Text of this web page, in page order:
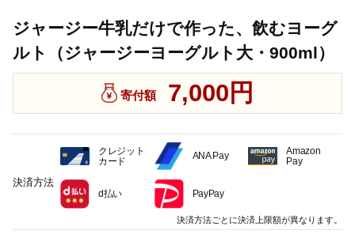
ジャージー牛乳だけで作った、飲むヨーグ
ルト（ジャージーヨーグルト大・900ml）
寄付額 7,000円
決済方法
クレジット
カード
ANA Pay
Amazon
Pay
d払い PayPay
決済方法ごとに決済上限額が異なります。